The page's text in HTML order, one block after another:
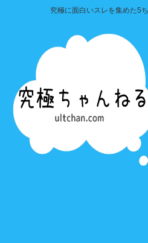
究極に面白いスレを集めた5